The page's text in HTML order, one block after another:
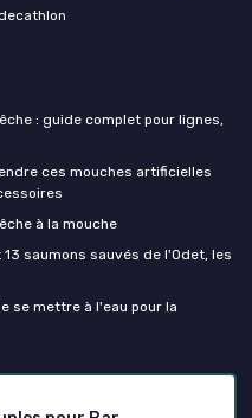
: guide complet pour lignes,
ces mouches artificielles
à la mouche
saumons sauvés de l'Odet, les
se mettre à l'eau pour la